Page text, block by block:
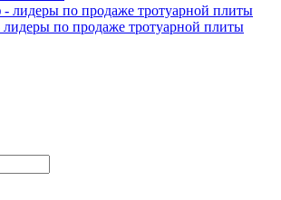
лидеры по продаже тротуарной плиты